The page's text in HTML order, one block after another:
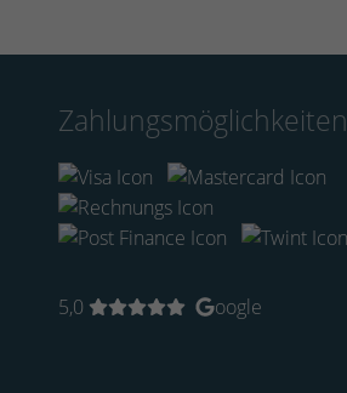
Zahlungsmöglichkeiten
5,0 oogle